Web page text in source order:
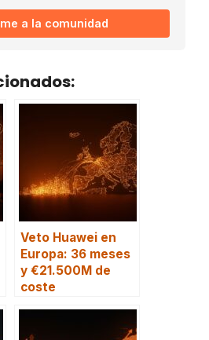
a la comunidad
Veto Huawei en
Europa: 36 meses
y €21.500M de
coste